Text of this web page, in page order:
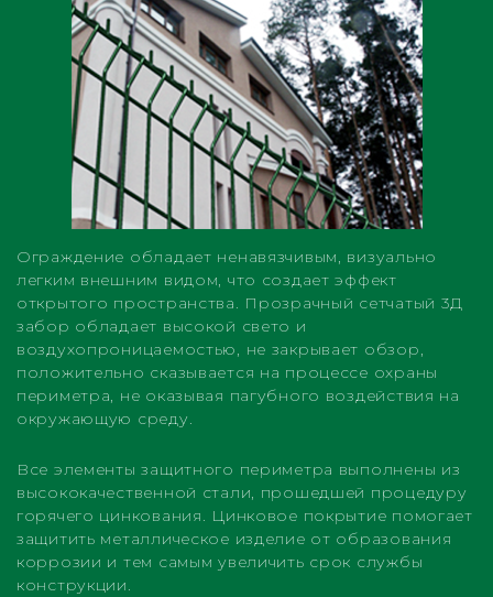
Ограждение обладает ненавязчивым, визуально
легким внешним видом, что создает эффект
открытого пространства. Прозрачный сетчатый 3Д
забор обладает высокой свето и
воздухопроницаемостью, не закрывает обзор,
положительно сказывается на процессе охраны
периметра, не оказывая пагубного воздействия на
окружающую среду.
Все элементы защитного периметра выполнены из
высококачественной стали, прошедшей процедуру
горячего цинкования. Цинковое покрытие помогает
защитить металлическое изделие от образования
коррозии и тем самым увеличить срок службы
конструкции.